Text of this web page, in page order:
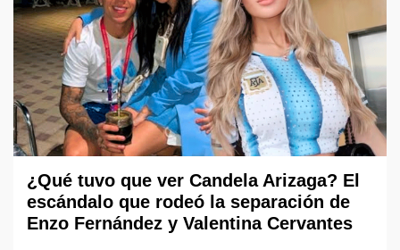
¿Qué tuvo que ver Candela Arizaga? El
escándalo que rodeó la separación de
Enzo Fernández y Valentina Cervantes